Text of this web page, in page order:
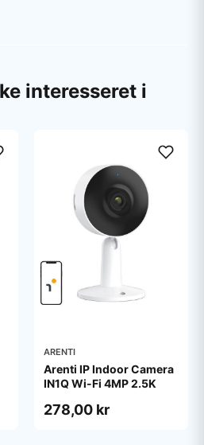
interesseret i
ARENTI
Arenti IP Indoor Camera
IN1Q Wi-Fi 4MP 2.5K
278,00 kr